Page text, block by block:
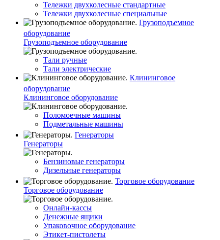
Тележки двухколесные стандартные
Тележки двухколесные специальные
Грузоподъемное
оборудование
Грузоподъемное оборудование
Тали ручные
Тали электрические
Клининговое
оборудование
Клининговое оборудование
Поломоечные машины
Подметальные машины
Генераторы
Генераторы
Бензиновые генераторы
Дизельные генераторы
Торговое оборудование
Торговое оборудование
Онлайн-кассы
Денежные ящики
Упаковочное оборудование
Этикет-пистолеты